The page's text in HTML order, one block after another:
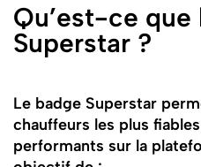
Qu’est-ce que
Superstar ?
Le badge Superstar
chauffeurs les plus
performants sur la